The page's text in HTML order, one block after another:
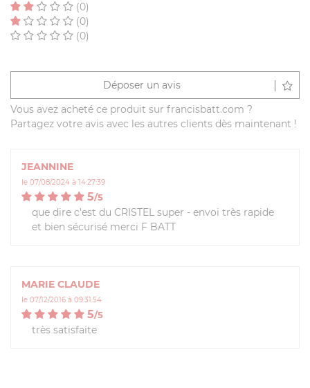
(0)
(0)
(0)
Déposer un avis
Vous avez acheté ce produit sur francisbatt.com ?
Partagez votre avis avec les autres clients dès maintenant !
JEANNINE
le 07/08/2024 à 14:27:39
5/5
que dire c'est du CRISTEL super - envoi très rapide
et bien sécurisé merci F BATT
MARIE CLAUDE
le 07/12/2016 à 09:31:54
5/5
très satisfaite